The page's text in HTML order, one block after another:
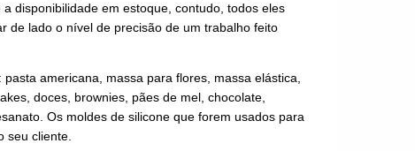
disponibilidade em estoque, contudo, todos eles
de lado o nível de precisão de um trabalho feito
americana, massa para flores, massa elástica,
doces, brownies, pães de mel, chocolate,
Os moldes de silicone que forem usados para
seu cliente.